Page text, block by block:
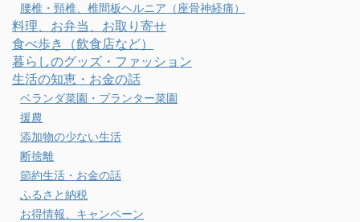
腰椎・頸椎、椎間板ヘルニア（座骨神経痛）
料理、お弁当、お取り寄せ
食べ歩き（飲食店など）
暮らしのグッズ・ファッション
生活の知恵・お金の話
ベランダ菜園・プランター菜園
援農
添加物の少ない生活
断捨離
節約生活・お金の話
ふるさと納税
お得情報、キャンペーン